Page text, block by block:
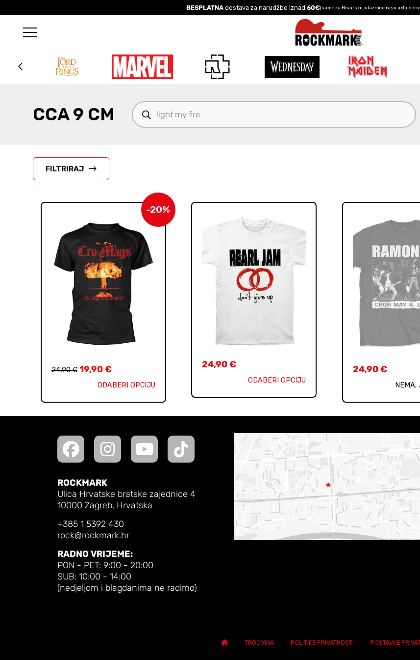
BESPLATNAdostava za narudžbe iznad 60€(samo za Hrvatsku, ulaznice nisu
CCA 9 CM
Products
search
FILTRIRAJ
-20%
24,90€ 19,90€
ODABERI OPCIJU
24,90€
ODABERI OPCIJU
24,90€
NEMA,
ROCKMARK
Ulica Hrvatske bratske zajednice 4
10000 Zagreb, Hrvatska
+385 1 5392 430
rock@rockmark.hr
RADNO VRIJEME:
PON - PET: 9:00 - 20:00
SUB: 10:00 - 14:00
(nedjeljom i blagdanima ne radimo)
TRGOVINA POLITIKE PRIVATNOSTI POSTAVKE